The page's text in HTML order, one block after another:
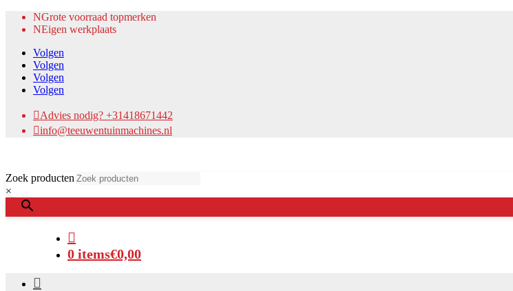
NGrote voorraad topmerken
NEigen werkplaats
Volgen
Volgen
Volgen
Volgen
Advies nodig? +31418671442
info@teeuwentuinmachines.nl
Zoek producten
×

0 items€0,00
